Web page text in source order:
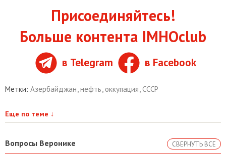
Присоединяйтесь!
Больше контента IMHOclub
в Telegram в Facebook
Метки: Азербайджан нефть оккупация СССР
Еще по теме ↓
Вопросы Веронике СВЕРНУТЬ ВСЕ